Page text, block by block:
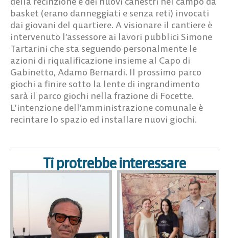
basket (erano danneggiati e senza reti) invocati
dai giovani del quartiere. A visionare il cantiere è
intervenuto l’assessore ai lavori pubblici Simone
Tartarini che sta seguendo personalmente le
azioni di riqualificazione insieme al Capo di
Gabinetto, Adamo Bernardi. Il prossimo parco
giochi a finire sotto la lente di ingrandimento
sarà il parco giochi nella frazione di Focette.
L’intenzione dell’amministrazione comunale è
recintare lo spazio ed installare nuovi giochi.
Ti protrebbe interessare